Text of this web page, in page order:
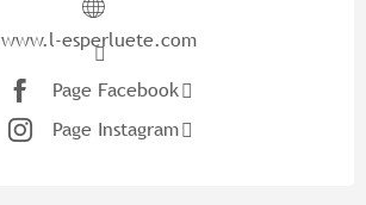
www.l-esperluete.com
Page Facebook
Page Instagram